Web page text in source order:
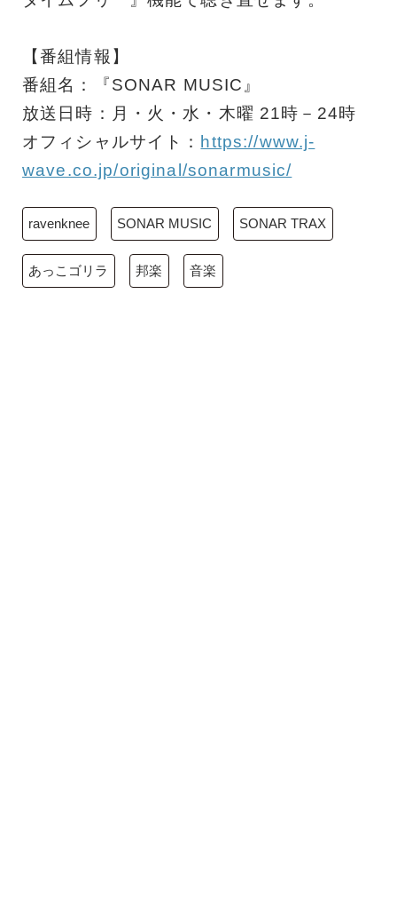
【番組情報】
番組名：『SONAR MUSIC』
放送日時：月・火・水・木曜 21時－24時
オフィシャルサイト： https://www.j-
wave.co.jp/original/sonarmusic/
ravenknee SONAR MUSIC SONAR TRAX
あっこゴリラ 邦楽 音楽